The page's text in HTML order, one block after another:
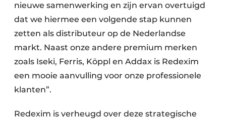
nieuwe samenwerking en zijn ervan overtuigd
dat we hiermee een volgende stap kunnen
zetten als distributeur op de Nederlandse
markt. Naast onze andere premium merken
zoals Iseki, Ferris, Köppl en Addax is Redexim
een mooie aanvulling voor onze professionele
klanten”.
Redexim is verheugd over deze strategische